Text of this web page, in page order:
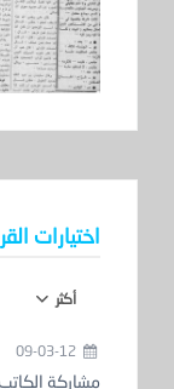
اختيارات
أكثر
مشاركة